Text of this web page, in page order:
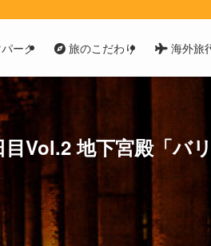
ーク 旅のこだわり 海外旅
Vol.2 地下宮殿「バ